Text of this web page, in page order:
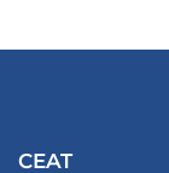
CEAT